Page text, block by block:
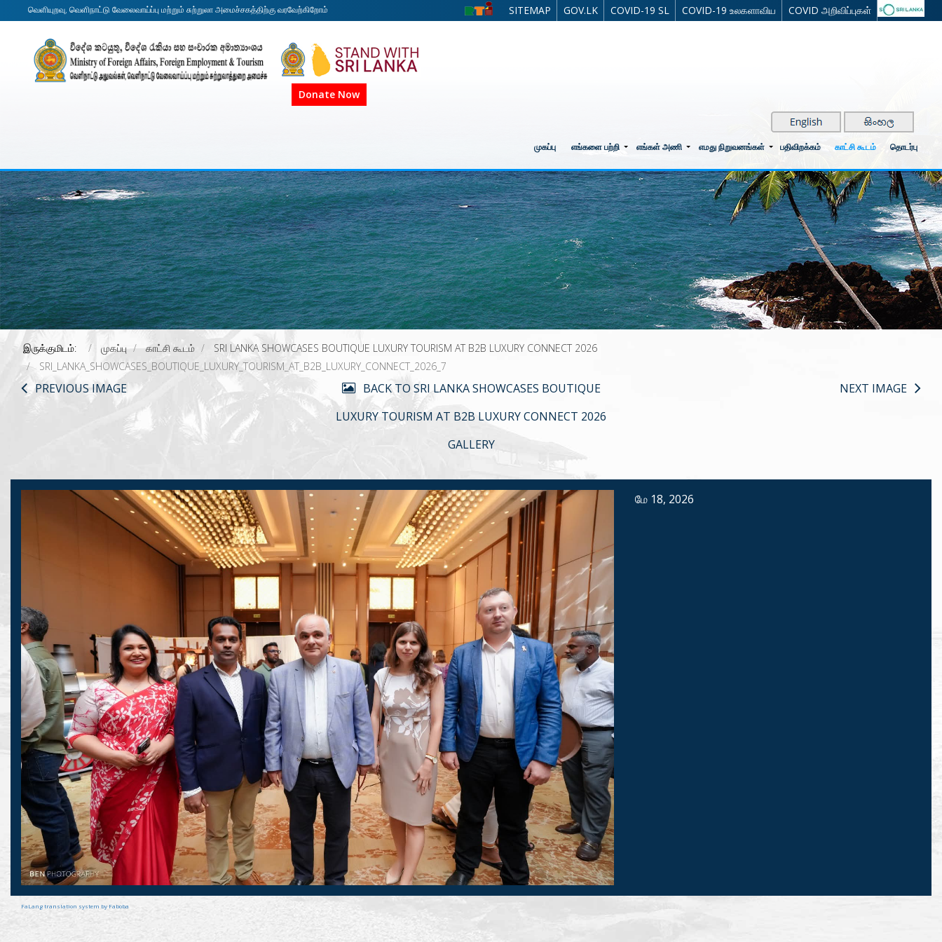
வெளியுறவு, வெளிநாட்டு வேலைவாய்ப்பு மற்றும் சுற்றுலா அமைச்சகத்திற்கு வரவேற்கிறோம் SITEMAP GOV.LK COVID-19 SL COVID-19 உலகளாவிய COVID அறிவிப்புகள்
Donate Now
முகப்பு எங்களை பற்றி எங்கள் அணி எமது நிறுவனங்கள் பதிவிறக்கம் காட்சி கூடம் தொடர்பு
இருக்குமிடம்: முகப்பு காட்சி கூடம்
SRI LANKA SHOWCASES BOUTIQUE LUXURY TOURISM AT B2B LUXURY CONNECT 2026
SRI_LANKA_SHOWCASES_BOUTIQUE_LUXURY_TOURISM_AT_B2B_LUXURY_CONNECT_2026_7
PREVIOUS IMAGE
BACK TO SRI LANKA SHOWCASES BOUTIQUE
LUXURY TOURISM AT B2B LUXURY CONNECT 2026
GALLERY
NEXT IMAGE
மே 18, 2026
FaLang translation system by Faboba